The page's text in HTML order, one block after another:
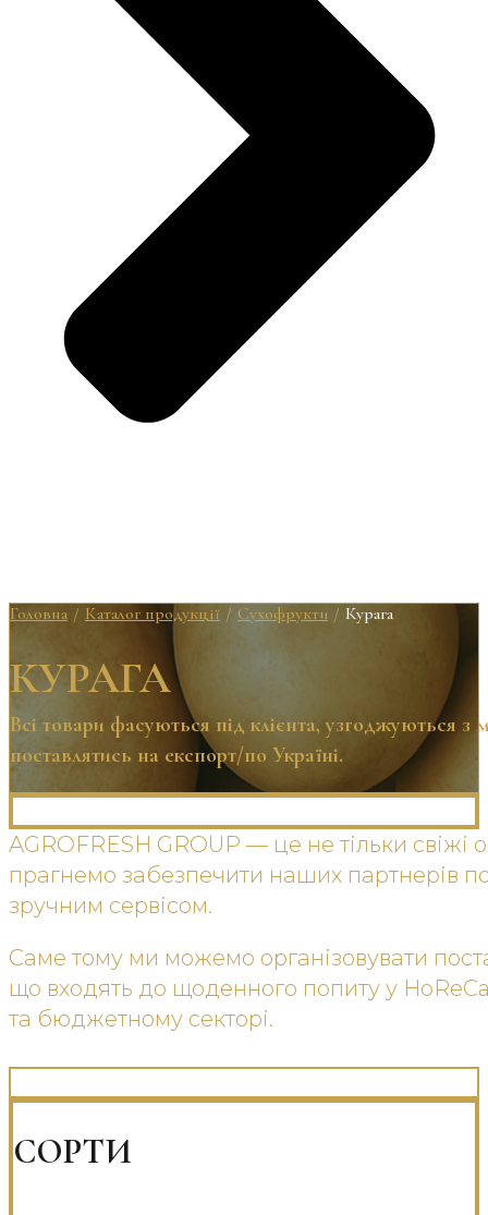
Головна / Каталог продукції / Сухофрукти / Курага
КУРАГА
Всі товари фасуються під клієнта, узгоджуються
поставлятись на експорт/по Україні.
AGROFRESH GROUP — це не тільки свіжі
прагнемо забезпечити наших партнерів
зручним сервісом.
Саме тому ми можемо організовувати
що входять до щоденного попиту у HoReCa,
та бюджетному секторі.
СОРТИ